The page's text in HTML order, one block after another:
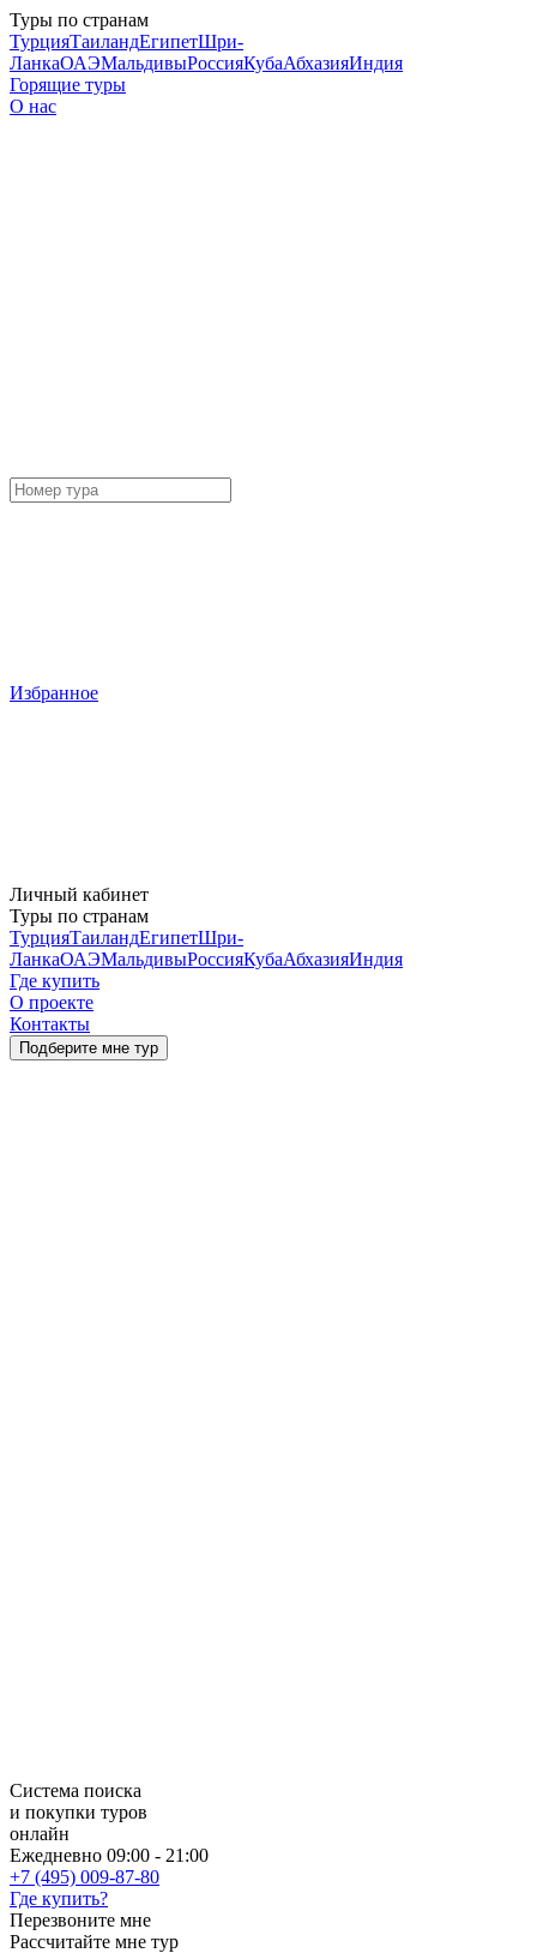
Туры по странам
ТурцияТаиландЕгипетШри-
ЛанкаОАЭМальдивыРоссияКубаАбхазияИндия
Горящие туры
О нас
Избранное
Личный кабинет
Туры по странам
ТурцияТаиландЕгипетШри-
ЛанкаОАЭМальдивыРоссияКубаАбхазияИндия
Где купить
О проекте
Контакты
Подберите мне тур
Система поиска
и покупки туров
онлайн
Ежедневно 09:00 - 21:00
+7 (495) 009-87-80
Где купить?
Перезвоните мне
Рассчитайте мне тур